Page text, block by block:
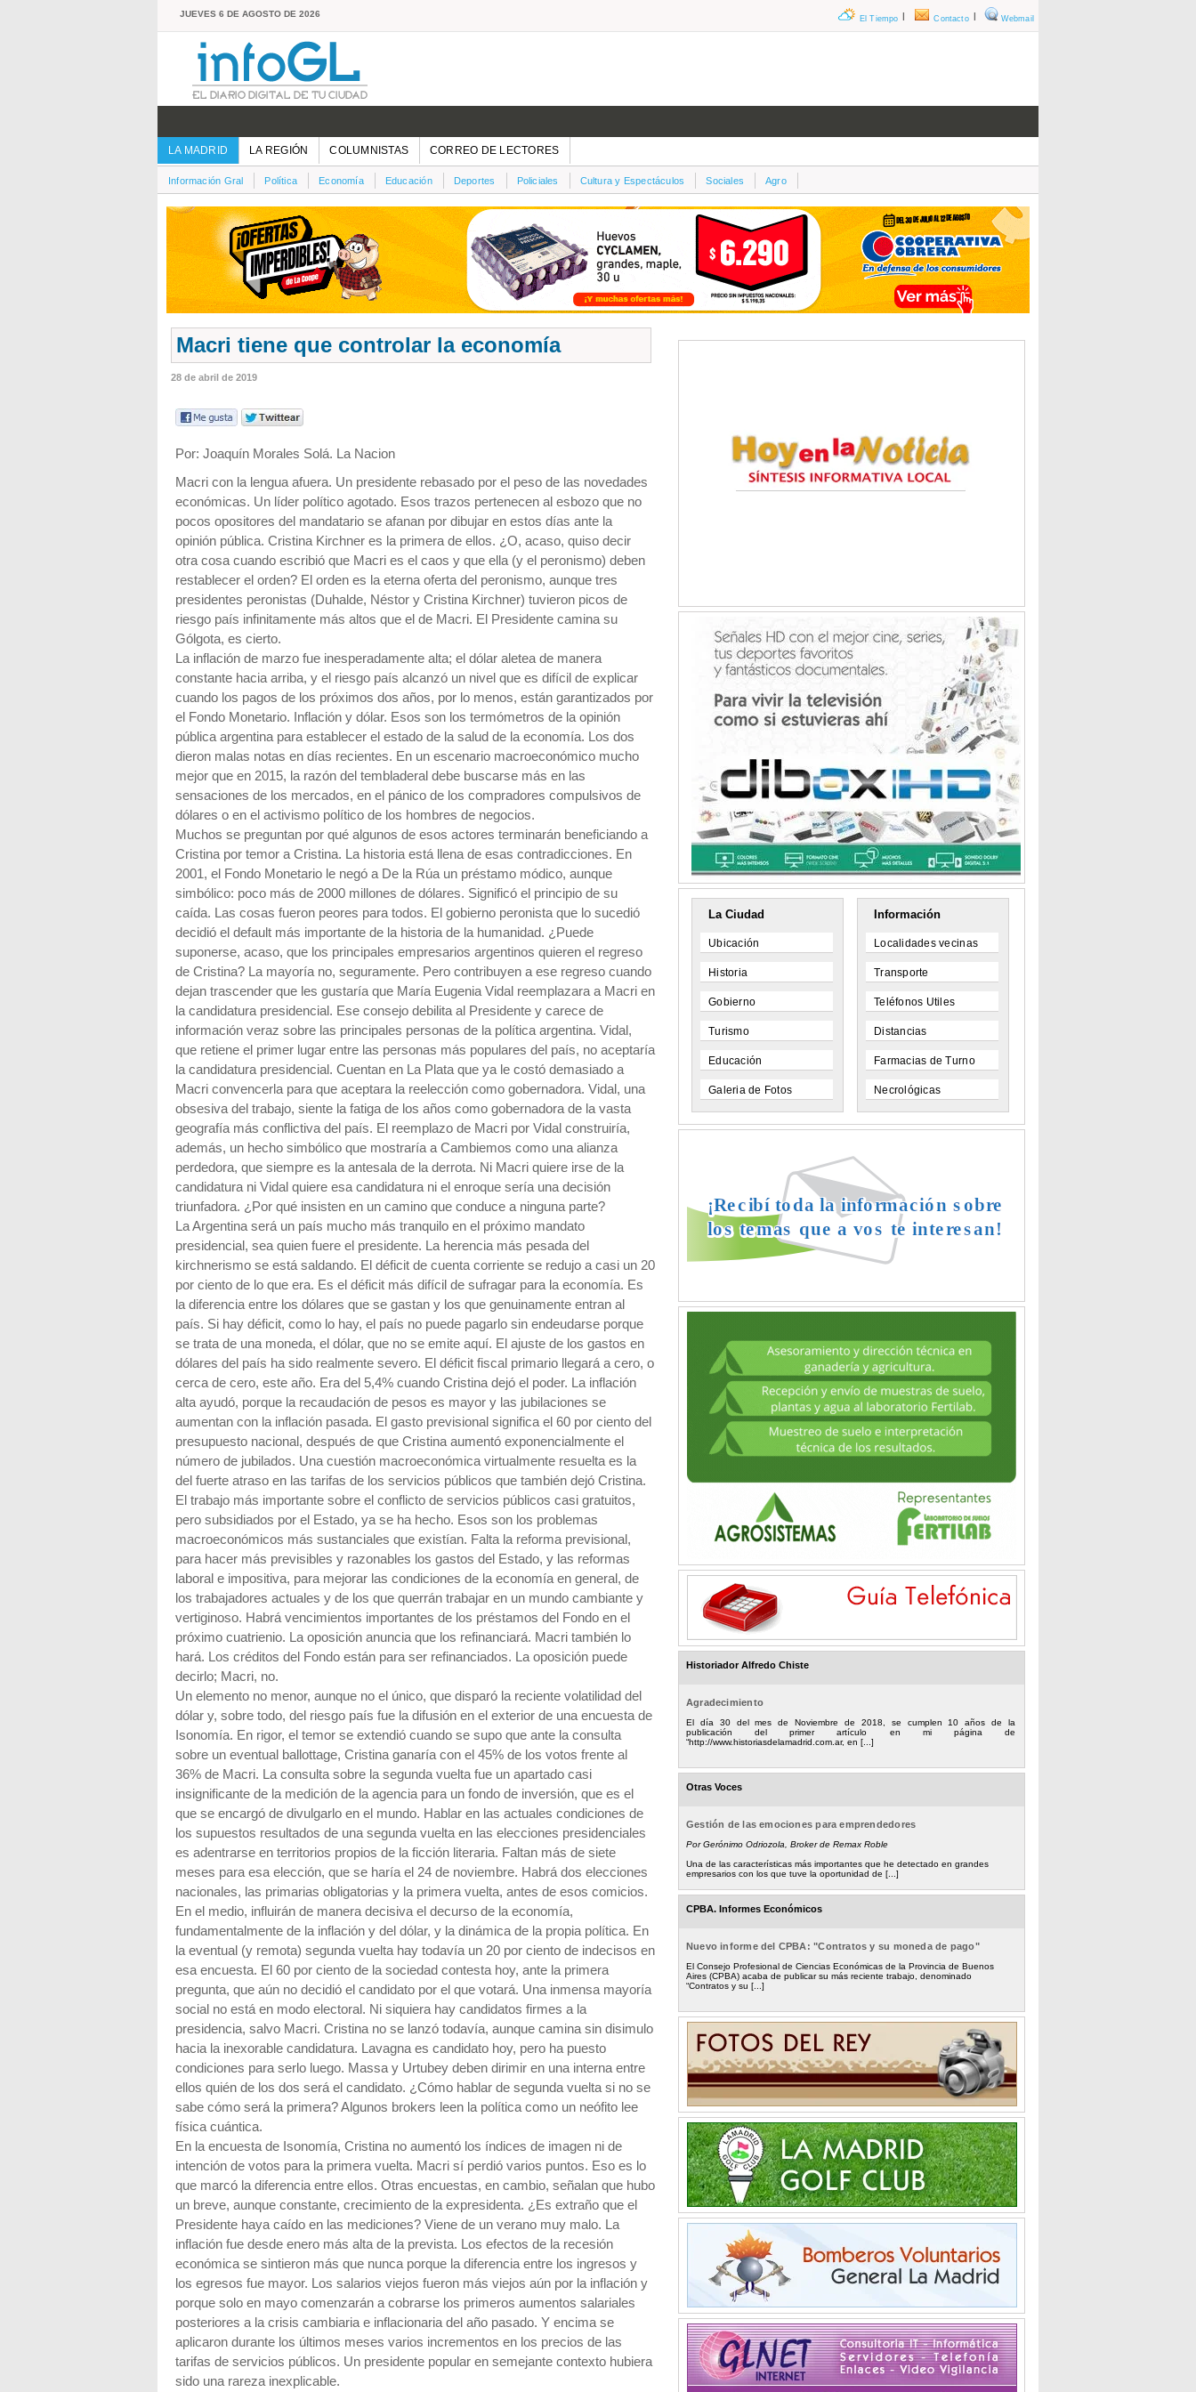
JUEVES 6 DE AGOSTO DE 2026 Webmail
|
Contacto
|
El Tiempo
LA MADRID LA REGIÓN COLUMNISTAS CORREO DE LECTORES
Información Gral Política Economía Educación Deportes Policiales Cultura y Espectáculos Sociales Agro
Macri tiene que controlar la economía
28 de abril de 2019
Por: Joaquín Morales Solá. La Nacion
Macri con la lengua afuera. Un presidente rebasado por el peso de las novedades
económicas. Un líder político agotado. Esos trazos pertenecen al esbozo que no
pocos opositores del mandatario se afanan por dibujar en estos días ante la
opinión pública. Cristina Kirchner es la primera de ellos. ¿O, acaso, quiso decir
otra cosa cuando escribió que Macri es el caos y que ella (y el peronismo) deben
restablecer el orden? El orden es la eterna oferta del peronismo, aunque tres
presidentes peronistas (Duhalde, Néstor y Cristina Kirchner) tuvieron picos de
riesgo país infinitamente más altos que el de Macri. El Presidente camina su
Gólgota, es cierto.
La inflación de marzo fue inesperadamente alta; el dólar aletea de manera
constante hacia arriba, y el riesgo país alcanzó un nivel que es difícil de explicar
cuando los pagos de los próximos dos años, por lo menos, están garantizados por
el Fondo Monetario. Inflación y dólar. Esos son los termómetros de la opinión
pública argentina para establecer el estado de la salud de la economía. Los dos
dieron malas notas en días recientes. En un escenario macroeconómico mucho
mejor que en 2015, la razón del tembladeral debe buscarse más en las
sensaciones de los mercados, en el pánico de los compradores compulsivos de
dólares o en el activismo político de los hombres de negocios.
Muchos se preguntan por qué algunos de esos actores terminarán beneficiando a
Cristina por temor a Cristina. La historia está llena de esas contradicciones. En
2001, el Fondo Monetario le negó a De la Rúa un préstamo módico, aunque
simbólico: poco más de 2000 millones de dólares. Significó el principio de su
caída. Las cosas fueron peores para todos. El gobierno peronista que lo sucedió
decidió el default más importante de la historia de la humanidad. ¿Puede
suponerse, acaso, que los principales empresarios argentinos quieren el regreso
de Cristina? La mayoría no, seguramente. Pero contribuyen a ese regreso cuando
dejan trascender que les gustaría que María Eugenia Vidal reemplazara a Macri en
la candidatura presidencial. Ese consejo debilita al Presidente y carece de
información veraz sobre las principales personas de la política argentina. Vidal,
que retiene el primer lugar entre las personas más populares del país, no aceptaría
la candidatura presidencial. Cuentan en La Plata que ya le costó demasiado a
Macri convencerla para que aceptara la reelección como gobernadora. Vidal, una
obsesiva del trabajo, siente la fatiga de los años como gobernadora de la vasta
geografía más conflictiva del país. El reemplazo de Macri por Vidal construiría,
además, un hecho simbólico que mostraría a Cambiemos como una alianza
perdedora, que siempre es la antesala de la derrota. Ni Macri quiere irse de la
candidatura ni Vidal quiere esa candidatura ni el enroque sería una decisión
triunfadora. ¿Por qué insisten en un camino que conduce a ninguna parte?
La Argentina será un país mucho más tranquilo en el próximo mandato
presidencial, sea quien fuere el presidente. La herencia más pesada del
kirchnerismo se está saldando. El déficit de cuenta corriente se redujo a casi un 20
por ciento de lo que era. Es el déficit más difícil de sufragar para la economía. Es
la diferencia entre los dólares que se gastan y los que genuinamente entran al
país. Si hay déficit, como lo hay, el país no puede pagarlo sin endeudarse porque
se trata de una moneda, el dólar, que no se emite aquí. El ajuste de los gastos en
dólares del país ha sido realmente severo. El déficit fiscal primario llegará a cero, o
cerca de cero, este año. Era del 5,4% cuando Cristina dejó el poder. La inflación
alta ayudó, porque la recaudación de pesos es mayor y las jubilaciones se
aumentan con la inflación pasada. El gasto previsional significa el 60 por ciento del
presupuesto nacional, después de que Cristina aumentó exponencialmente el
número de jubilados. Una cuestión macroeconómica virtualmente resuelta es la
del fuerte atraso en las tarifas de los servicios públicos que también dejó Cristina.
El trabajo más importante sobre el conflicto de servicios públicos casi gratuitos,
pero subsidiados por el Estado, ya se ha hecho. Esos son los problemas
macroeconómicos más sustanciales que existían. Falta la reforma previsional,
para hacer más previsibles y razonables los gastos del Estado, y las reformas
laboral e impositiva, para mejorar las condiciones de la economía en general, de
los trabajadores actuales y de los que querrán trabajar en un mundo cambiante y
vertiginoso. Habrá vencimientos importantes de los préstamos del Fondo en el
próximo cuatrienio. La oposición anuncia que los refinanciará. Macri también lo
hará. Los créditos del Fondo están para ser refinanciados. La oposición puede
decirlo; Macri, no.
Un elemento no menor, aunque no el único, que disparó la reciente volatilidad del
dólar y, sobre todo, del riesgo país fue la difusión en el exterior de una encuesta de
Isonomía. En rigor, el temor se extendió cuando se supo que ante la consulta
sobre un eventual ballottage, Cristina ganaría con el 45% de los votos frente al
36% de Macri. La consulta sobre la segunda vuelta fue un apartado casi
insignificante de la medición de la agencia para un fondo de inversión, que es el
que se encargó de divulgarlo en el mundo. Hablar en las actuales condiciones de
los supuestos resultados de una segunda vuelta en las elecciones presidenciales
es adentrarse en territorios propios de la ficción literaria. Faltan más de siete
meses para esa elección, que se haría el 24 de noviembre. Habrá dos elecciones
nacionales, las primarias obligatorias y la primera vuelta, antes de esos comicios.
En el medio, influirán de manera decisiva el decurso de la economía,
fundamentalmente de la inflación y del dólar, y la dinámica de la propia política. En
la eventual (y remota) segunda vuelta hay todavía un 20 por ciento de indecisos en
esa encuesta. El 60 por ciento de la sociedad contesta hoy, ante la primera
pregunta, que aún no decidió el candidato por el que votará. Una inmensa mayoría
social no está en modo electoral. Ni siquiera hay candidatos firmes a la
presidencia, salvo Macri. Cristina no se lanzó todavía, aunque camina sin disimulo
hacia la inexorable candidatura. Lavagna es candidato hoy, pero ha puesto
condiciones para serlo luego. Massa y Urtubey deben dirimir en una interna entre
ellos quién de los dos será el candidato. ¿Cómo hablar de segunda vuelta si no se
sabe cómo será la primera? Algunos brokers leen la política como un neófito lee
física cuántica.
En la encuesta de Isonomía, Cristina no aumentó los índices de imagen ni de
intención de votos para la primera vuelta. Macri sí perdió varios puntos. Eso es lo
que marcó la diferencia entre ellos. Otras encuestas, en cambio, señalan que hubo
un breve, aunque constante, crecimiento de la expresidenta. ¿Es extraño que el
Presidente haya caído en las mediciones? Viene de un verano muy malo. La
inflación fue desde enero más alta de la prevista. Los efectos de la recesión
económica se sintieron más que nunca porque la diferencia entre los ingresos y
los egresos fue mayor. Los salarios viejos fueron más viejos aún por la inflación y
porque solo en mayo comenzarán a cobrarse los primeros aumentos salariales
posteriores a la crisis cambiaria e inflacionaria del año pasado. Y encima se
aplicaron durante los últimos meses varios incrementos en los precios de las
tarifas de servicios públicos. Un presidente popular en semejante contexto hubiera
sido una rareza inexplicable.
La Ciudad
Ubicación
Historia
Gobierno
Turismo
Educación
Galeria de Fotos
Información
Localidades vecinas
Transporte
Teléfonos Utiles
Distancias
Farmacias de Turno
Necrológicas
Historiador Alfredo Chiste
Agradecimiento
El día 30 del mes de Noviembre de 2018, se cumplen 10 años de la
publicación del primer artículo en mi página de
“http://www.historiasdelamadrid.com.ar, en [...]
Otras Voces
Gestión de las emociones para emprendedores
Por Gerónimo Odriozola, Broker de Remax Roble
Una de las características más importantes que he detectado en grandes
empresarios con los que tuve la oportunidad de [...]
CPBA. Informes Económicos
Nuevo informe del CPBA: "Contratos y su moneda de pago"
El Consejo Profesional de Ciencias Económicas de la Provincia de Buenos
Aires (CPBA) acaba de publicar su más reciente trabajo, denominado
“Contratos y su [...]